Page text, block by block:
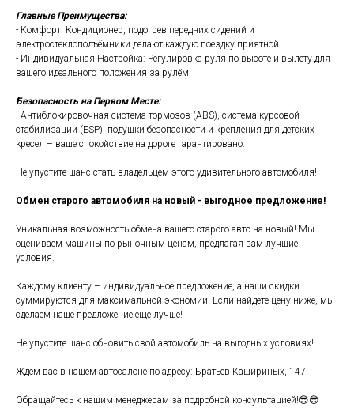
Главные Преимущества:
- Комфорт: Кондиционер, подогрев передних сидений и
электростеклоподъёмники делают каждую поездку приятной.
- Индивидуальная Настройка: Регулировка руля по высоте и вылету для
вашего идеального положения за рулём.
Безопасность на Первом Месте:
- Антиблокировочная система тормозов (ABS), система курсовой
стабилизации (ESP), подушки безопасности и крепления для детских
кресел – ваше спокойствие на дороге гарантировано.
Не упустите шанс стать владельцем этого удивительного автомобиля!
Обмен старого автомобиля на новый - выгодное предложение!
Уникальная возможность обмена вашего старого авто на новый! Мы
оцениваем машины по рыночным ценам, предлагая вам лучшие
условия.
Каждому клиенту – индивидуальное предложение, а наши скидки
суммируются для максимальной экономии! Если найдете цену ниже, мы
сделаем наше предложение еще лучше!
Не упустите шанс обновить свой автомобиль на выгодных условиях!
Ждем вас в нашем автосалоне по адресу: Братьев Кашириных, 147
Обращайтесь к нашим менеджерам за подробной консультацией!😎😎